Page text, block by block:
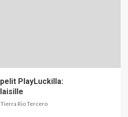
PlayLuckilla:
Rio Tercero